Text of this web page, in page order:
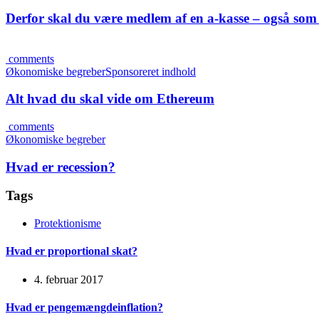
Derfor skal du være medlem af en a-kasse – også
comments
Økonomiske begreberSponsoreret indhold
Alt hvad du skal vide om Ethereum
comments
Økonomiske begreber
Hvad er recession?
Tags
Protektionisme
Hvad er proportional skat?
4. februar 2017
Hvad er pengemængdeinflation?